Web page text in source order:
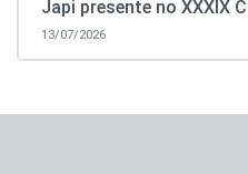
Japi presente no XXXIX
13/07/2026